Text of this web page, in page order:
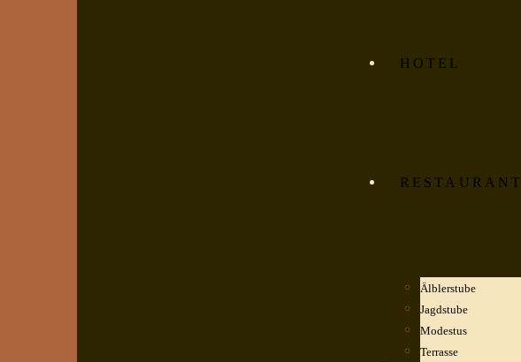
HOTEL
RESTAURANT
Älblerstube
Jagdstube
Modestus
Terrasse